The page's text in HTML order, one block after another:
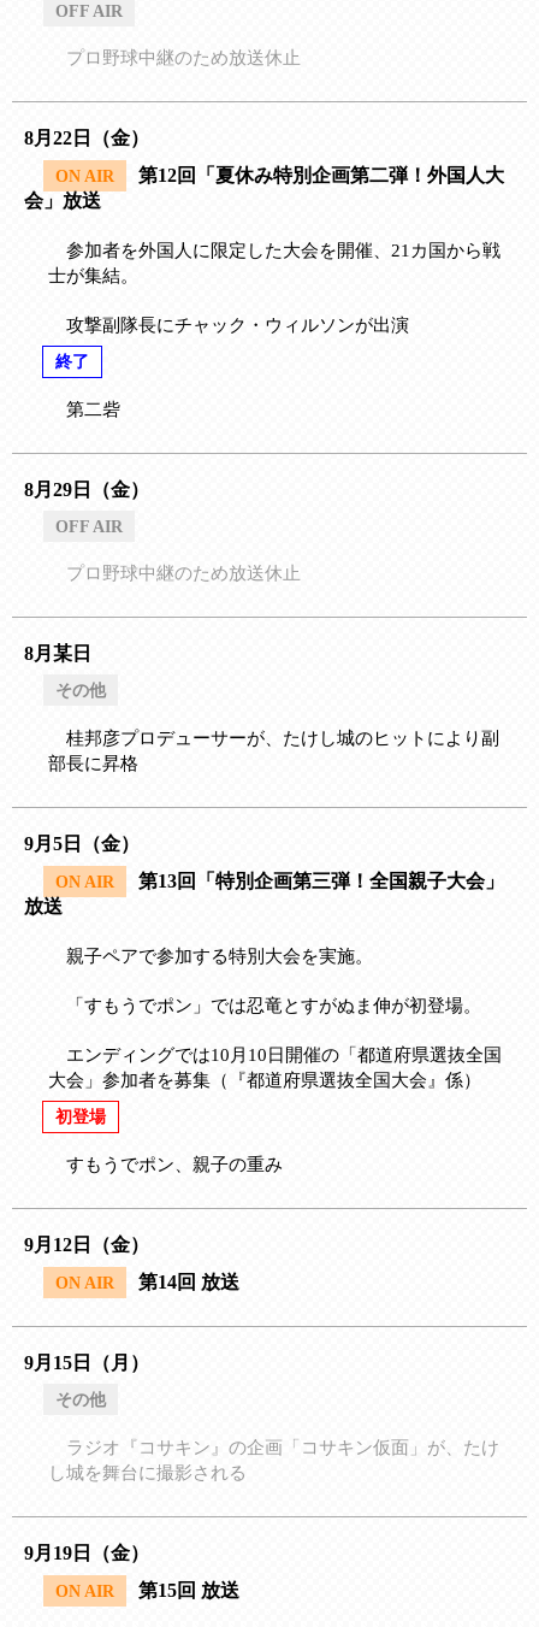
OFF AIR
プロ野球中継のため放送休止
8月22日（金）
ON AIR
第12回「夏休み特別企画第二弾！外国人大
会」放送
参加者を外国人に限定した大会を開催、21カ国から戦
士が集結。
攻撃副隊長にチャック・ウィルソンが出演
終了
第二砦
8月29日（金）
OFF AIR
プロ野球中継のため放送休止
8月某日
その他
桂邦彦プロデューサーが、たけし城のヒットにより副
部長に昇格
9月5日（金）
ON AIR
第13回「特別企画第三弾！全国親子大会」
放送
親子ペアで参加する特別大会を実施。
「すもうでポン」では忍竜とすがぬま伸が初登場。
エンディングでは10月10日開催の「都道府県選抜全国
大会」参加者を募集（『都道府県選抜全国大会』係）
初登場
すもうでポン、親子の重み
9月12日（金）
ON AIR 第14回 放送
9月15日（月）
その他
ラジオ『コサキン』の企画「コサキン仮面」が、たけ
し城を舞台に撮影される
9月19日（金）
ON AIR 第15回 放送